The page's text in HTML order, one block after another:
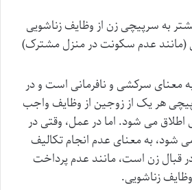
به سرپیچی زن از وظایف زناشویی
عدم سکونت در منزل مشترک)
معنای سرکشی و نافرمانی است و در
هر یک از زوجین از وظایف واجب
اطلاق می شود. اما در عمل، وقتی در
شود، به معنای عدم انجام تکالیف
قبال زن است، مانند عدم پرداخت
زناشویی.